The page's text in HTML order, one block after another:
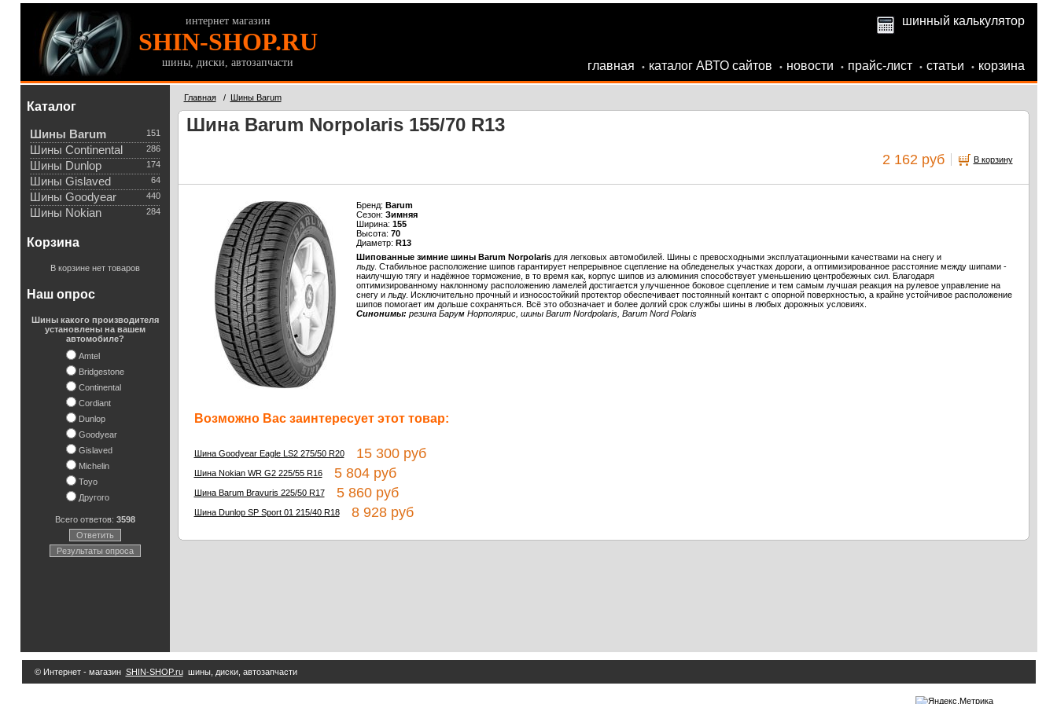
интернет магазин
SHIN-SHOP.RU
шины, диски, автозапчасти
шинный калькулятор
главная • каталог АВТО сайтов • новости • прайс-лист • статьи • корзина
Каталог
151
Шины Barum
286
Шины Continental
174
Шины Dunlop
64
Шины Gislaved
440
Шины Goodyear
284
Шины Nokian
Корзина
В корзине нет товаров
Наш опрос
Шины какого производителя
установлены на вашем
автомобиле?
Amtel
Bridgestone
Continental
Cordiant
Dunlop
Goodyear
Gislaved
Michelin
Toyo
Другого
Всего ответов: 3598
Ответить
Результаты опроса
Главная/ Шины Barum
Шина Barum Norpolaris 155/70 R13
2 162 руб В корзину
Бренд: Barum
Сезон: Зимняя
Ширина: 155
Высота: 70
Диаметр: R13
Шипованные зимние шины Barum Norpolarisдля легковых автомобилей. Шины с превосходными эксплуатационными качествами на снегу и
льду. Стабильное расположение шипов гарантирует непрерывное сцепление на обледенелых участках дороги, а оптимизированное расстояние между шипами -
наилучшую тягу и надёжное торможение, в то время как, корпус шипов из алюминия способствует уменьшению центробежных сил. Благодаря
оптимизированному наклонному расположению ламелей достигается улучшенное боковое сцепление и тем самым лучшая реакция на рулевое управление на
снегу и льду. Исключительно прочный и износостойкий протектор обеспечивает постоянный контакт с опорной поверхностью, а крайне устойчивое расположение
шипов помогает им дольше сохраняться. Всё это обозначает и более долгий срок службы шины в любых дорожных условиях.
Синонимы: резина Барум Норполярис, шины Barum Nordpolaris, Barum Nord Polaris
Возможно Вас заинтересует этот товар:
Шина Goodyear Eagle LS2 275/50 R2015 300 руб
Шина Nokian WR G2 225/55 R165 804 руб
Шина Barum Bravuris 225/50 R175 860 руб
Шина Dunlop SP Sport 01 215/40 R188 928 руб
© Интернет - магазин SHIN-SHOP.ruшины, диски, автозапчасти